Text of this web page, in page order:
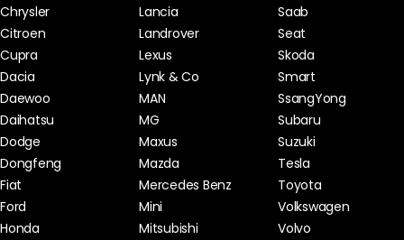
Chrysler
Citroen
Cupra
Dacia
Daewoo
Daihatsu
Dodge
Dongfeng
Fiat
Ford
Honda
Lancia
Landrover
Lexus
Lynk & Co
MAN
MG
Maxus
Mazda
Mercedes Benz
Mini
Mitsubishi
Saab
Seat
Skoda
Smart
SsangYong
Subaru
Suzuki
Tesla
Toyota
Volkswagen
Volvo